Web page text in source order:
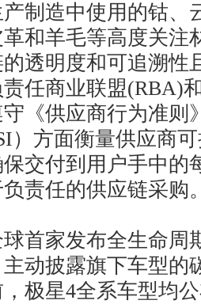
制造中使用的钴、
和羊毛等高度关注
透明度和可追溯性
任商业联盟(RBA)
《供应商行为准则
）方面衡量供应商
交付到用户手中的
责任的供应链采购
首家发布全生命周
动披露旗下车型的
极星4全系车型均